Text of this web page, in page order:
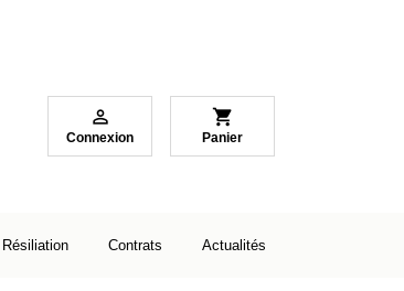

Connexion
shopping_cart
Panier
Résiliation Contrats Actualités